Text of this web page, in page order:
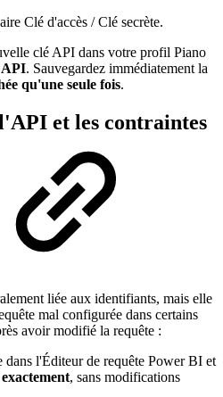
Clé d'accès / Clé secrète.
clé API dans votre profil Piano
API. Sauvegardez immédiatement la
qu'une seule fois.
et les contraintes
liée aux identifiants, mais elle
mal configurée dans certains
avoir modifié la requête :
dans l'Éditeur de requête Power BI et
, sans modifications